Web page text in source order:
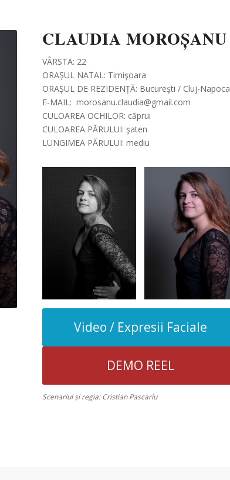
CLAUDIA MOROȘANU
VÂRSTA: 22
ORAȘUL NATAL: Timişoara
ORAȘUL DE REZIDENȚĂ: Bucureşti / Cluj-Napoca
E-MAIL: morosanu.claudia@gmail.com
CULOAREA OCHILOR: căprui
CULOAREA PĂRULUI: şaten
LUNGIMEA PĂRULUI: mediu
Video / Expresii Faciale
DEMO REEL
Scenariul și regia: Cristian Pascariu